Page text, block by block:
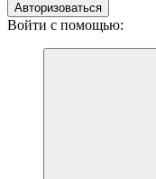
Авторизоваться
Войти с помощью: